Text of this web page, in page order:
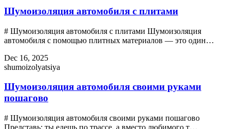
Шумоизоляция автомобиля с плитами
# Шумоизоляция автомобиля с плитами Шумоизоляция
автомобиля с помощью плитных материалов — это один…
Dec 16, 2025
shumoizolyatsiya
Шумоизоляция автомобиля своими руками
пошагово
# Шумоизоляция автомобиля своими руками пошагово